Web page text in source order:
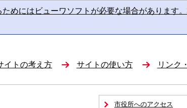
めにはビューワソフトが必要な場合があります
イトの考え方 サイトの使い方 リンク
市役所へのアクセス